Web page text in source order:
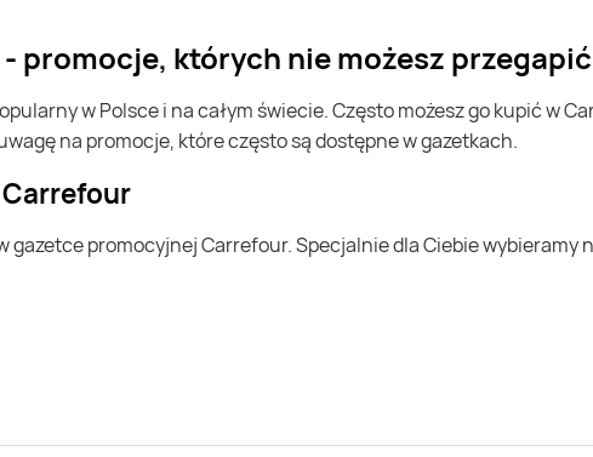
promocje, których nie możesz przegapić
na promocje, które często są dostępne w gazetkach.
Carrefour